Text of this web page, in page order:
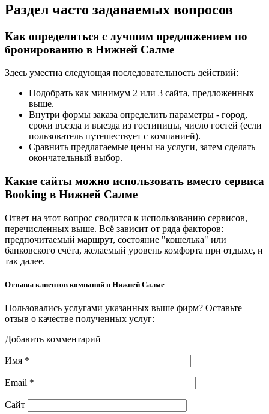
Раздел часто задаваемых вопросов
Как определиться с лучшим предложением по
бронированию в Нижней Салме
Здесь уместна следующая последовательность действий:
Подобрать как минимум 2 или 3 сайта, предложенных
выше.
Внутри формы заказа определить параметры - город,
сроки въезда и выезда из гостиницы, число гостей (если
пользователь путешествует с компанией).
Сравнить предлагаемые цены на услуги, затем сделать
окончательный выбор.
Какие сайты можно использовать вместо сервиса
Booking в Нижней Салме
Ответ на этот вопрос сводится к использованию сервисов,
перечисленных выше. Всё зависит от ряда факторов:
предпочитаемый маршрут, состояние "кошелька" или
банковского счёта, желаемый уровень комфорта при отдыхе, и
так далее.
Отзывы клиентов компаний в Нижней Салме
Пользовались услугами указанных выше фирм? Оставьте
отзыв о качестве полученных услуг:
Добавить комментарий
Имя *
Email *
Сайт